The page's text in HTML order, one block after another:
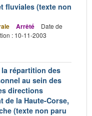
fluviales (texte non
Arrêté
Date de
: 10-11-2003
répartition des
au sein des
directions
de la Haute-Corse,
(texte non paru